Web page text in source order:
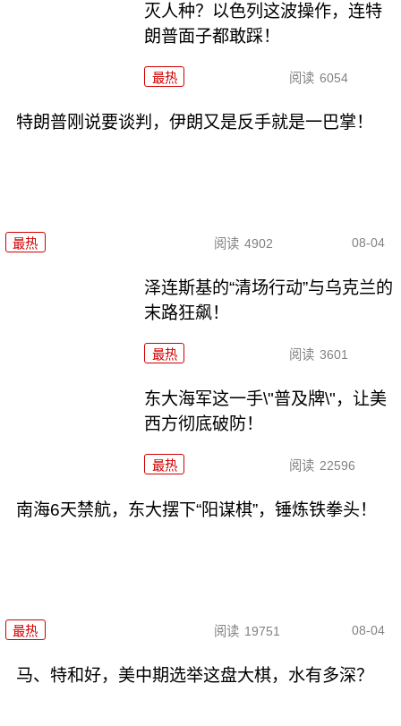
灭人种？以色列这波操作，连特
朗普面子都敢踩！
最热 阅读 6054
特朗普刚说要谈判，伊朗又是反手就是一巴掌！
最热 阅读 4902 08-04
泽连斯基的“清场行动”与乌克兰的
末路狂飙！
最热 阅读 3601
东大海军这一手\"普及牌\"，让美
西方彻底破防！
最热 阅读 22596
南海6天禁航，东大摆下“阳谋棋”，锤炼铁拳头！
最热 阅读 19751 08-04
马、特和好，美中期选举这盘大棋，水有多深？